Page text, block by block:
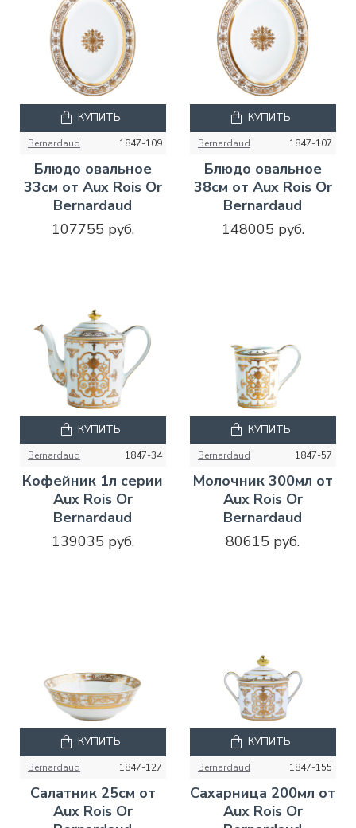
Bernardaud 1847-109
Блюдо овальное
33см от Aux Rois Or
Bernardaud
107755 руб.
КУПИТЬ
Bernardaud 1847-107
Блюдо овальное
38см от Aux Rois Or
Bernardaud
148005 руб.
КУПИТЬ
Bernardaud 1847-34
Кофейник 1л серии
Aux Rois Or
Bernardaud
139035 руб.
КУПИТЬ
Bernardaud 1847-57
Молочник 300мл от
Aux Rois Or
Bernardaud
80615 руб.
КУПИТЬ
Bernardaud 1847-127
Салатник 25см от
Aux Rois Or
КУПИТЬ
Bernardaud 1847-155
Сахарница 200мл от
Aux Rois Or
КУПИТЬ